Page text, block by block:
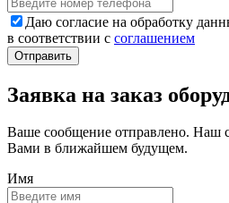
Даю согласие на обработку
в соответствии с соглашением
Заявка на заказ
Ваше сообщение отправлено. Наш
Вами в ближайшем будущем.
Имя